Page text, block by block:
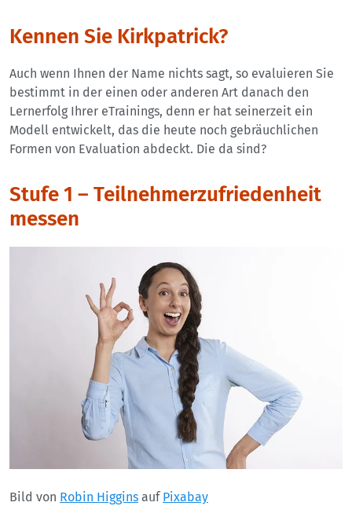
Kennen Sie Kirkpatrick?
Auch wenn Ihnen der Name nichts sagt, so evaluieren Sie
bestimmt in der einen oder anderen Art danach den
Lernerfolg Ihrer eTrainings, denn er hat seinerzeit ein
Modell entwickelt, das die heute noch gebräuchlichen
Formen von Evaluation abdeckt. Die da sind?
Stufe 1 – Teilnehmerzufriedenheit
messen
Bild von Robin Higgins auf Pixabay